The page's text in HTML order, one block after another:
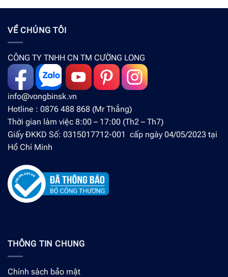
VỀ CHÚNG TÔI
CÔNG TY TNHH CN TM CƯỜNG LONG
info@vongbinsk.vn
Hotline : 0876 488 868 (Mr Thắng)
Thời gian làm việc 8:00 – 17:00 (Th2 – Th7)
Giấy ĐKKD Số: 0315017712-001 cấp ngày 04/05/2023 tại
Hồ Chí Minh
THÔNG TIN CHUNG
Chính sách bảo mật